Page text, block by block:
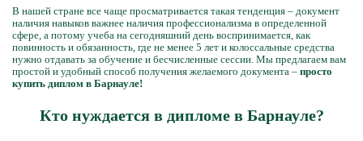
В нашей стране все чаще просматривается такая тенденция – документ
наличия навыков важнее наличия профессионализма в определенной
сфере, а потому учеба на сегодняшний день воспринимается, как
повинность и обязанность, где не менее 5 лет и колоссальные средства
нужно отдавать за обучение и бесчисленные сессии. Мы предлагаем вам
простой и удобный способ получения желаемого документа – просто
купить диплом в Барнауле!
Кто нуждается в дипломе в Барнауле?